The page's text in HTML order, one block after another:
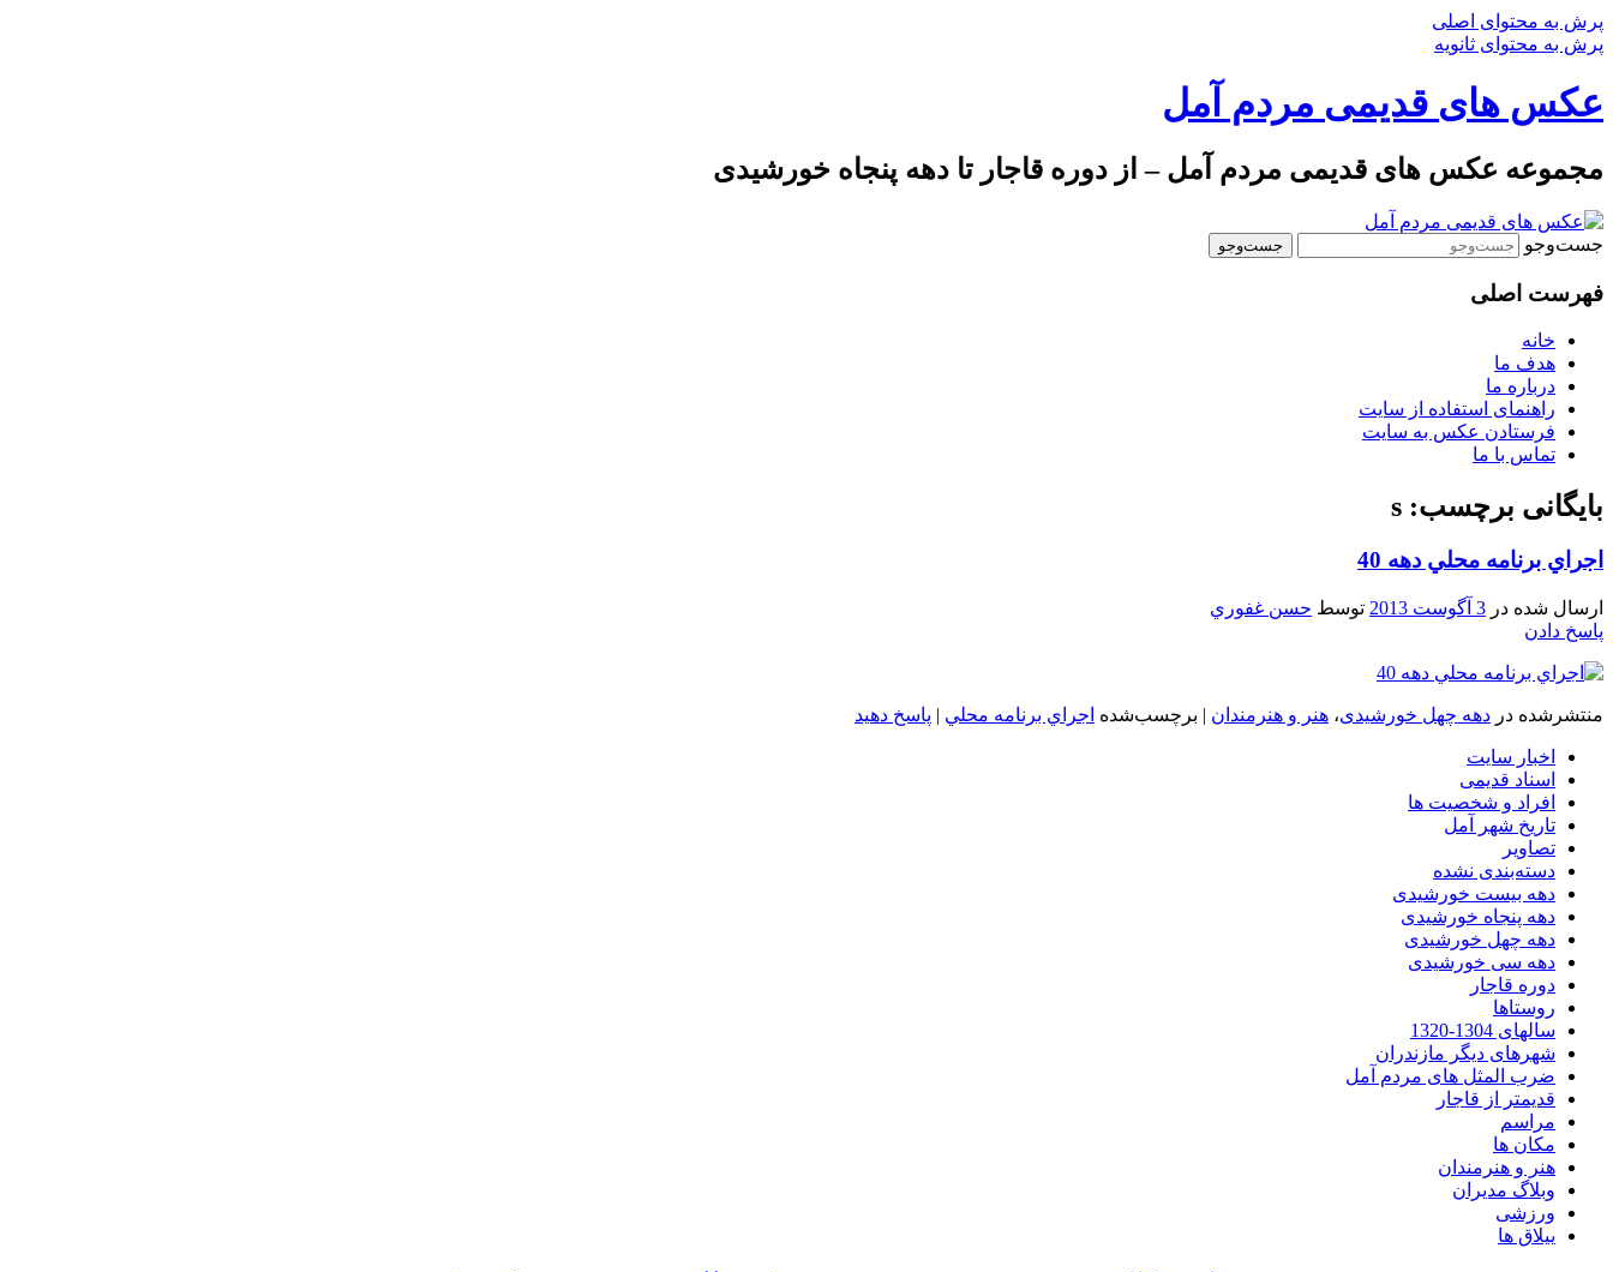
پرش به محتوای اصلی
پرش به محتوای ثانویه
عکس های قدیمی مردم آمل
مجموعه عکس های قدیمی مردم آمل – از دوره قاجار تا دهه پنجاه خورشیدی
جست‌وجو
فهرست اصلی
خانه
هدف ما
درباره ما
راهنمای استفاده از سایت
فرستادن عکس به سایت
تماس با ما
بایگانی برچسب: s
اجراي برنامه محلي دهه 40
ارسال شده در 3 آگوست 2013 توسط حسن غفوري
پاسخ دادن
منتشرشده در دهه چهل خورشیدی، هنر و هنرمندان | برچسب‌شده اجراي برنامه محلي | پاسخ دهید
اخبار سایت
اسناد قدیمی
افراد و شخصیت ها
تاریخ شهر آمل
تصاویر
دسته‌بندی نشده
دهه بیست خورشیدی
دهه پنجاه خورشیدی
دهه چهل خورشیدی
دهه سی خورشیدی
دوره قاجار
روستاها
سالهای 1304-1320
شهرهای دیگر مازندران
ضرب المثل های مردم آمل
قدیمتر از قاجار
مراسم
مکان ها
هنر و هنرمندان
وبلاگ مدیران
ورزشی
ییلاق ها